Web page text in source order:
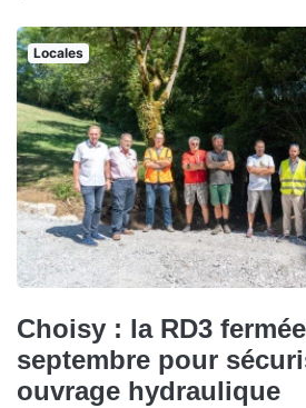
Locales
Choisy : la RD3
septembre pour
ouvrage hydraulique